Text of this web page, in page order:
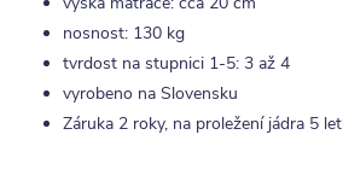
nosnost: 130 kg
tvrdost na stupnici 1-5: 3 až 4
vyrobeno na Slovensku
Záruka 2 roky, na proležení jádra 5 let